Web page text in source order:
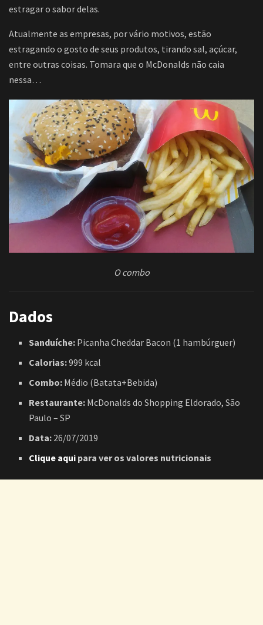
estragar o sabor delas.
Atualmente as empresas, por vário motivos, estão
estragando o gosto de seus produtos, tirando sal, açúcar,
entre outras coisas. Tomara que o McDonalds não caia
nessa…
O combo
Dados
Sanduíche: Picanha Cheddar Bacon (1 hambúrguer)
Calorias:999 kcal
Combo: Médio (Batata+Bebida)
Restaurante: McDonalds do Shopping Eldorado, São
Paulo – SP
Data: 26/07/2019
Clique aqui para ver os valores nutricionais